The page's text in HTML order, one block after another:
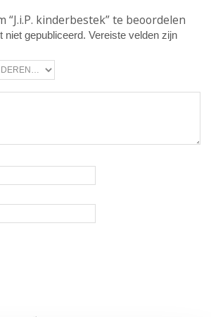
“J.i.P. kinderbestek” te beoordelen
niet gepubliceerd. Vereiste velden zijn